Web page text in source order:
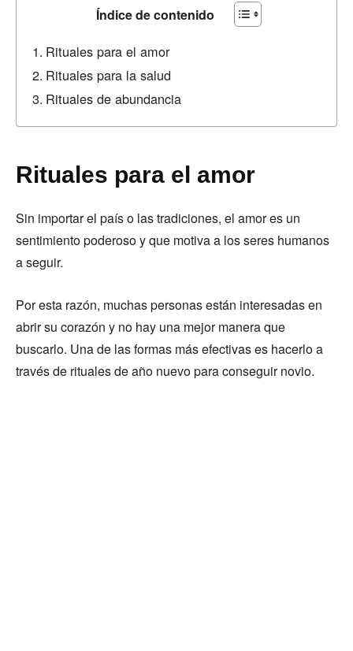
Índice de contenido
Rituales para el amor
Rituales para la salud
Rituales de abundancia
Rituales para el amor
Sin importar el país o las tradiciones, el amor es un
sentimiento poderoso y que motiva a los seres humanos
a seguir.
Por esta razón, muchas personas están interesadas en
abrir su corazón y no hay una mejor manera que
buscarlo. Una de las formas más efectivas es hacerlo a
través de rituales de año nuevo para conseguir novio.